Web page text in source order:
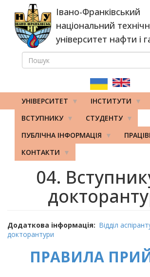
основного
вмісту
Івано-Франківський
національний
університет нафти і
ПОШУКОВА
ПОШУК
УНІВЕРСИТЕТ
ІНСТИТУТИ
ВСТУПНИКУ
СТУДЕНТУ
ПУБЛІЧНА ІНФОРМАЦІЯ
КОНТАКТИ
04.
Додаткова інформація
Відділ
докторантури
ПРАВИЛА